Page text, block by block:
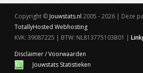
Copyright © Jouwstats.nl 2005 - 2026 | Deze
TotallyHosted Webhosting
KVK: 39087225 | BTW: NL813775103B01 |
Disclaimer / Voorwaarden
Jouwstats Statistieken